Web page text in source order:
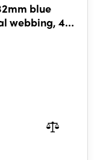
blue
webbing, 4